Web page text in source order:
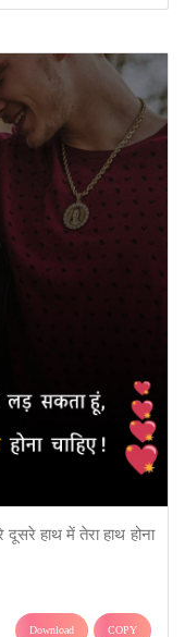
हाथ में तेरा हाथ होना
Download COPY